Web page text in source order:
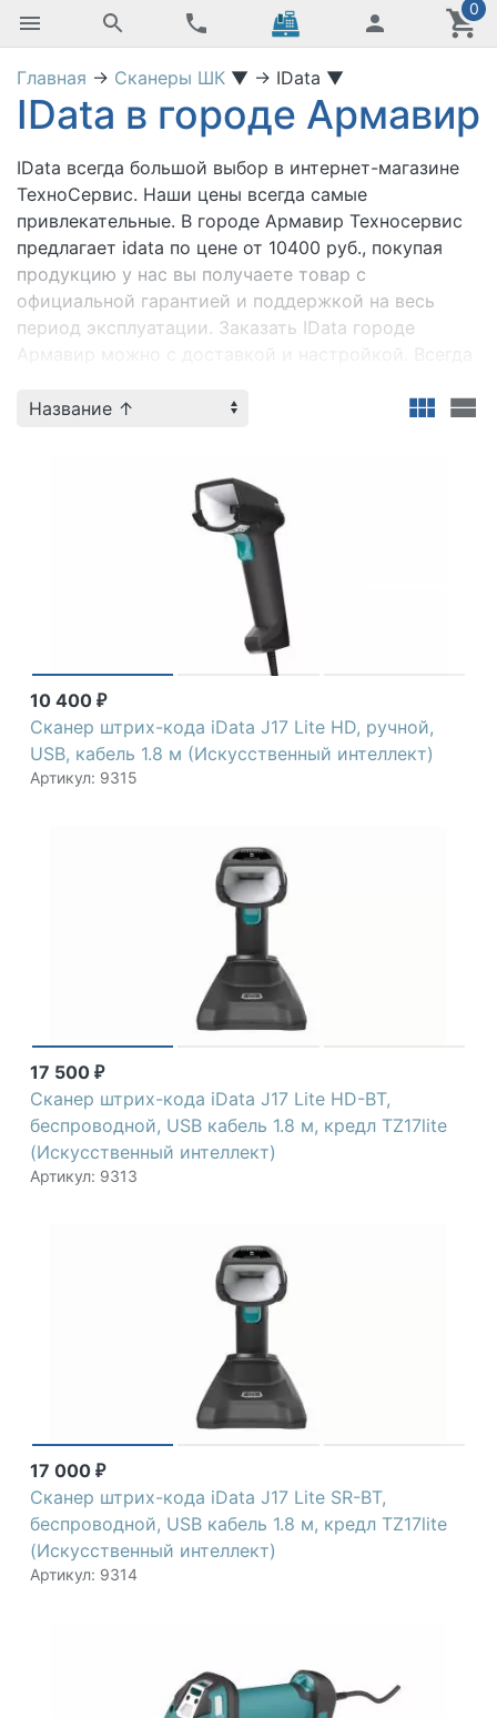
0
Главная → Сканеры ШК ▼ → IData ▼
IData в городе Армавир
IData всегда большой выбор в интернет-магазине
ТехноСервис. Наши цены всегда самые
привлекательные. В городе Армавир Техносервис
предлагает idata по цене от 10400 руб., покупая
продукцию у нас вы получаете товар с
официальной гарантией и поддержкой на весь
период эксплуатации. Заказать IData городе
Армавир можно с доставкой и настройкой. Всегда
всегда готовы ответить на ваши вопросы по
10 400 ₽
Сканер штрих-кода iData J17 Lite HD, ручной,
USB, кабель 1.8 м (Искусственный интеллект)
Артикул: 9315
17 500 ₽
Сканер штрих-кода iData J17 Lite HD-BT,
беспроводной, USB кабель 1.8 м, кредл TZ17lite
(Искусственный интеллект)
Артикул: 9313
17 000 ₽
Сканер штрих-кода iData J17 Lite SR-BT,
беспроводной, USB кабель 1.8 м, кредл TZ17lite
(Искусственный интеллект)
Артикул: 9314